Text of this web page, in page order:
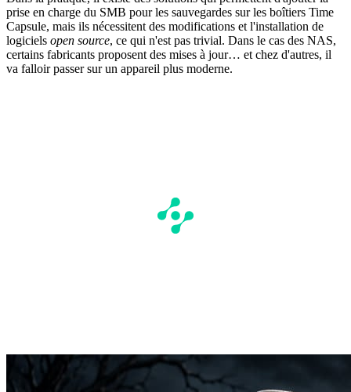
prise en charge du SMB pour les sauvegardes sur les boîtiers Time
Capsule, mais ils nécessitent des modifications et l'installation de
logiciels open source, ce qui n'est pas trivial. Dans le cas des NAS,
certains fabricants proposent des mises à jour… et chez d'autres, il
va falloir passer sur un appareil plus moderne.